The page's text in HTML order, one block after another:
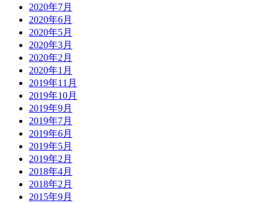
2020年7月
2020年6月
2020年5月
2020年3月
2020年2月
2020年1月
2019年11月
2019年10月
2019年9月
2019年7月
2019年6月
2019年5月
2019年2月
2018年4月
2018年2月
2015年9月